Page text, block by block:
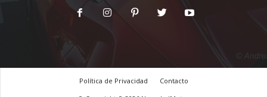
Política de Privacidad
Contacto